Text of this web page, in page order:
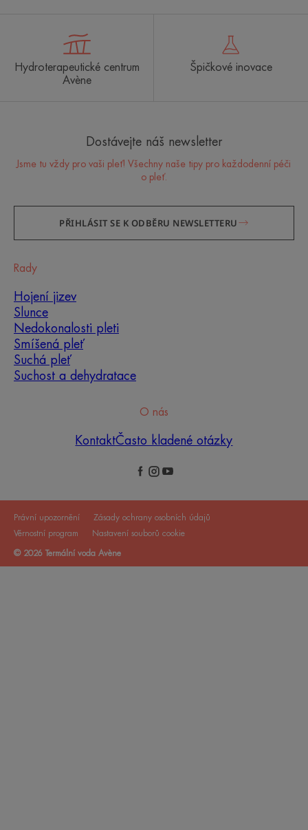
Hydroterapeutické centrum
Avène
Špičkové inovace
Dostávejte náš newsletter
Jsme tu vždy pro vaši pleť! Všechny naše tipy pro každodenní péči
o pleť.
PŘIHLÁSIT SE K ODBĚRU NEWSLETTERU
Rady
Hojení jizev
Slunce
Nedokonalosti pleti
Smíšená pleť
Suchá pleť
Suchost a dehydratace
O nás
KontaktČasto kladené otázky
Právní upozornění
Zásady ochrany osobních údajů
Věrnostní program
Nastavení souborů cookie
© 2026 Termální voda Avène